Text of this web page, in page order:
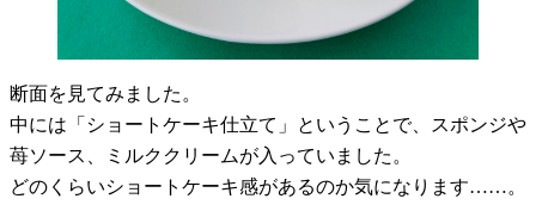
断面を見てみました。
中には「ショートケーキ仕立て」ということで、スポンジや
苺ソース、ミルククリームが入っていました。
どのくらいショートケーキ感があるのか気になります……。